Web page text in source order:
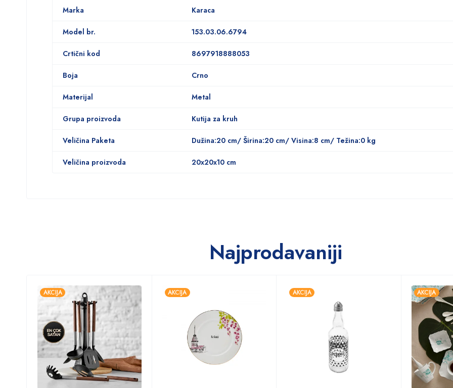
Marka Karaca
Model br. 153.03.06.6794
Crtični kod 8697918888053
Boja Crno
Materijal Metal
Grupa proizvoda Kutija za kruh
Veličina Paketa Dužina:20 cm/ Širina:20 cm/ Visina:8 cm/ Težina:0 kg
Veličina proizvoda 20x20x10 cm
Najprodavaniji
AKCIJA AKCIJA AKCIJA AKCIJA